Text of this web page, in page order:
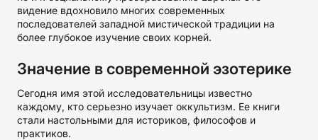
видение вдохновило многих современных
последователей западной мистической традиции на
более глубокое изучение своих корней.
Значение в современной эзотерике
Сегодня имя этой исследовательницы известно
каждому, кто серьезно изучает оккультизм. Ее книги
стали настольными для историков, философов и
практиков.